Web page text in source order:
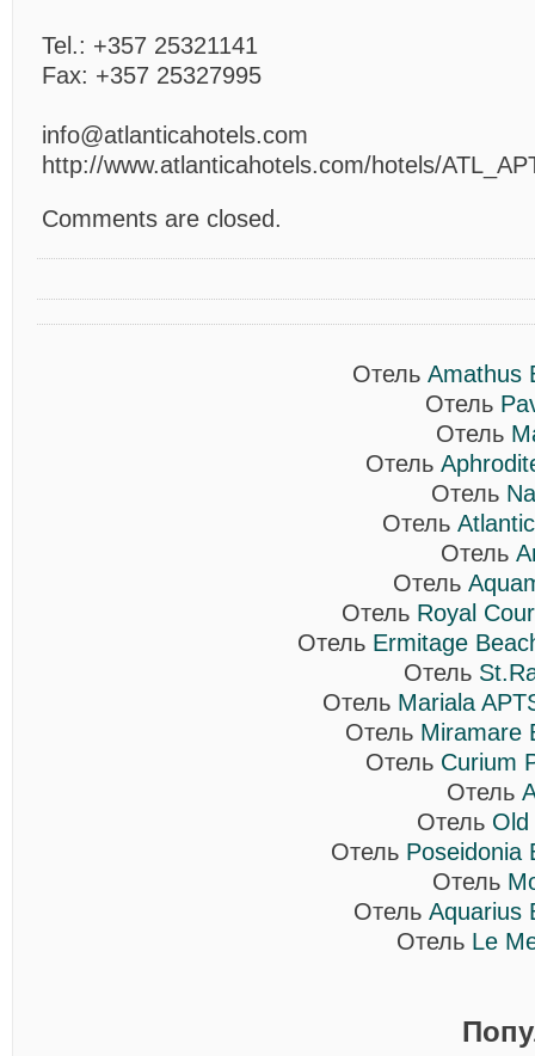
Tel.: +357 25321141
Fax: +357 25327995
info@atlanticahotels.com
http://www.atlanticahotels.com/hotels/
Comments are closed.
Отель Amathus
Отель
Отель
Отель
Отель
Отель
Отель
Отель
Отель Royal
Отель Ermitage
Отель
Отель Mariala
Отель Miramare
Отель Curium
Отель
Отель Old
Отель Poseidonia
Отель
Отель Aquarius
Отель Le